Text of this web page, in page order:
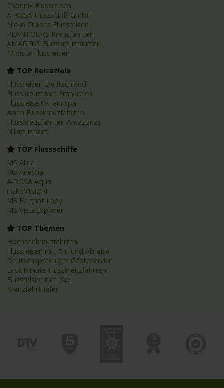
Phoenix Flussreisen
A-ROSA Flussschiff GmbH
Nicko Cruises Flussreisen
PLANTOURS Kreuzfahrten
AMADEUS Flusskreuzfahrten
1AVista Flussreisen
TOP Reiseziele
Flussreisen Deutschland
Flusskreuzfahrt Frankreich
Flussreise Osteuropa
Asien Flusskreuzfahrten
Flusskreuzfahrten Amazonas
Nilkreuzfahrt
TOP Flussschiffe
MS Alina
MS Anesha
A-ROSA Aqua
nickoVISION
MS Elegant Lady
MS VistaExplorer
TOP Themen
Hochseekreuzfahrten
Flussreisen mit An- und Abreise
Deutschsprachiger Gästeservice
Last Minute Flusskreuzfahrten
Flussreisen mit Rad
Kreuzfahrthäfen